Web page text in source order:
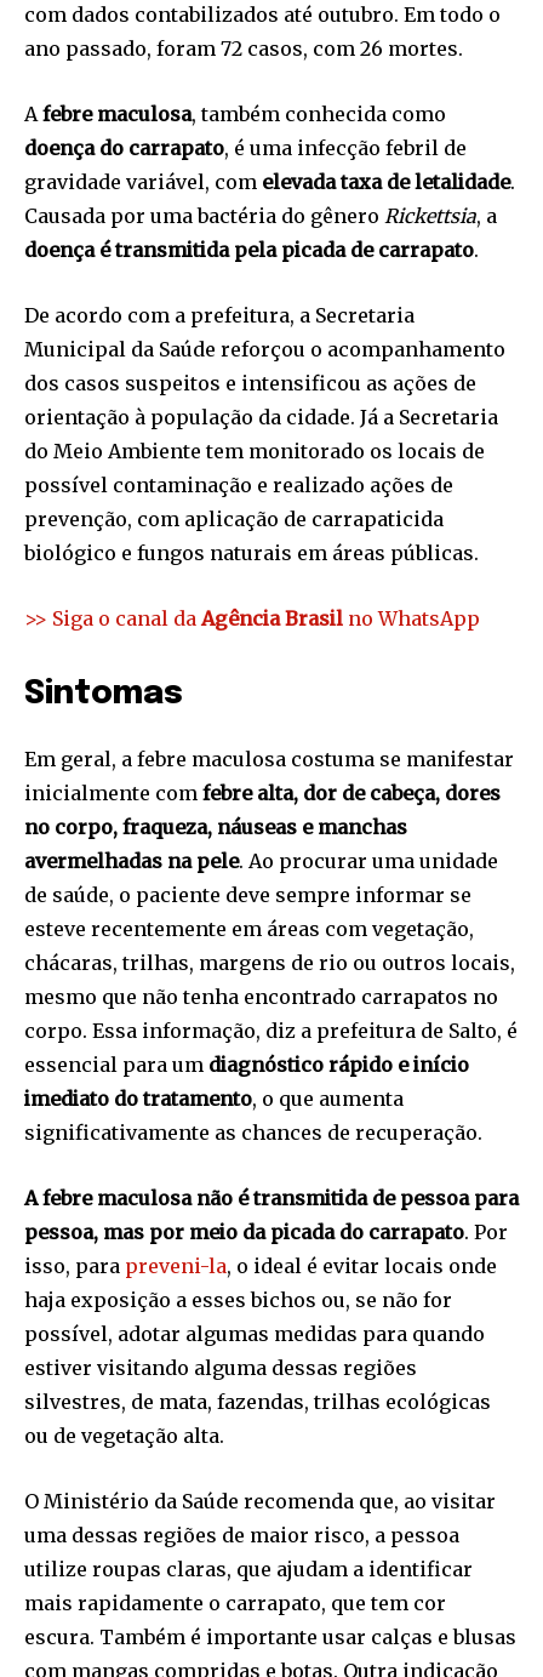
com dados contabilizados até outubro. Em todo o
ano passado, foram 72 casos, com 26 mortes.
Afebre maculosa, também conhecida como
doença do carrapato, é uma infecção febril de
gravidade variável, com elevada taxa de letalidade.
Causada por uma bactéria do gênero Rickettsia, a
doença é transmitida pela picada de carrapato.
De acordo com a prefeitura, a Secretaria
Municipal da Saúde reforçou o acompanhamento
dos casos suspeitos e intensificou as ações de
orientação à população da cidade. Já a Secretaria
do Meio Ambiente tem monitorado os locais de
possível contaminação e realizado ações de
prevenção, com aplicação de carrapaticida
biológico e fungos naturais em áreas públicas.
>> Siga o canal daAgência Brasil no WhatsApp
Sintomas
Em geral, a febre maculosa costuma se manifestar
inicialmente com febre alta, dor de cabeça, dores
no corpo, fraqueza, náuseas e manchas
avermelhadas na pele. Ao procurar uma unidade
de saúde, o paciente deve sempre informar se
esteve recentemente em áreas com vegetação,
chácaras, trilhas, margens de rio ou outros locais,
mesmo que não tenha encontrado carrapatos no
corpo. Essa informação, diz a prefeitura de Salto, é
essencial para um diagnóstico rápido e início
imediato do tratamento, o que aumenta
significativamente as chances de recuperação.
A febre maculosa não é transmitida de pessoa para
pessoa, mas por meio da picada do carrapato. Por
isso, para preveni-la, o ideal é evitar locais onde
haja exposição a esses bichos ou, se não for
possível, adotar algumas medidas para quando
estiver visitando alguma dessas regiões
silvestres, de mata, fazendas, trilhas ecológicas
ou de vegetação alta.
O Ministério da Saúde recomenda que, ao visitar
uma dessas regiões de maior risco, a pessoa
utilize roupas claras, que ajudam a identificar
mais rapidamente o carrapato, que tem cor
escura. Também é importante usar calças e blusas
com mangas compridas e botas. Outra indicação